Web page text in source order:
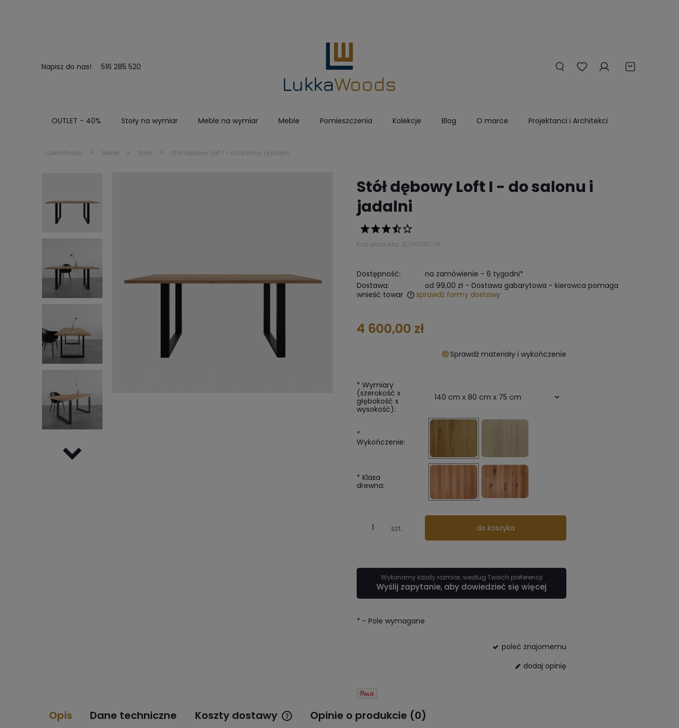
Napisz do nas! 516 285 520
OUTLET - 40% Stoły na wymiar Meble na wymiar Meble Pomieszczenia Kolekcje Blog O marce Projektanci i Architekci
Kontakt Zamów próbki Realizacje STOLARNIA
LukkaWoods » Meble » Stoły » Stół dębowy Loft I - do salonu i jadalni
Stół dębowy Loft I - do salonu i
jadalni
Kod produktu: SL1140X80ON
Dostępność:
na zamówienie - 6 tygodni*
Dostawa:
od 99,00 zł - Dostawa gabarytowa - kierowca pomaga
wnieść towar
sprawdź formy dostawy
4 600,00 zł
Sprawdź materiały i wykończenie
* Wymiary
(szerokość x
głębokość x
wysokość):
*
Wykończenie:
* Klasa
drewna:
szt. do koszyka
Wykonamy każdy rozmiar, według Twoich preferencji
Wyślij zapytanie, aby dowiedzieć się więcej
* - Pole wymagane
poleć znajomemu
dodaj opinię
Opis Dane techniczne Koszty dostawy Opinie o produkcie (0)